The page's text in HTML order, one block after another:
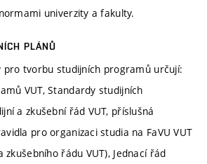
univerzity a fakulty.
PLÁNŮ
pro tvorbu studijních programů určují:
VUT, Standardy studijních
a zkušební řád VUT, příslušná
pro organizaci studia na FaVU VUT
zkušebního řádu VUT), Jednací řád